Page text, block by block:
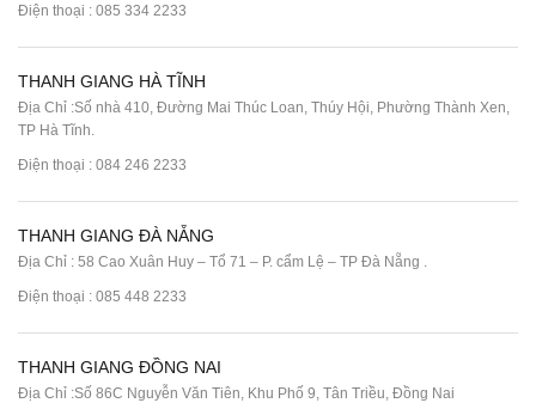
Điện thoại : 085 334 2233
THANH GIANG HÀ TĨNH
Địa Chỉ :Số nhà 410, Đường Mai Thúc Loan, Thúy Hội, Phường Thành Xen,
TP Hà Tĩnh.
Điện thoại : 084 246 2233
THANH GIANG ĐÀ NẴNG
Địa Chỉ : 58 Cao Xuân Huy – Tổ 71 – P. cẩm Lệ – TP Đà Nẵng .
Điện thoại : 085 448 2233
THANH GIANG ĐỒNG NAI
Địa Chỉ :Số 86C Nguyễn Văn Tiên, Khu Phố 9, Tân Triều, Đồng Nai